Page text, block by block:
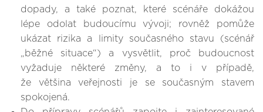
dopady, a také poznat, které scénáře dokážou
lépe odolat budoucímu vývoji; rovněž pomůže
ukázat rizika a limity současného stavu (scénář
„běžné situace“) a vysvětlit, proč budoucnost
vyžaduje některé změny, a to i v případě,
že většina veřejnosti je se současným stavem
spokojená.